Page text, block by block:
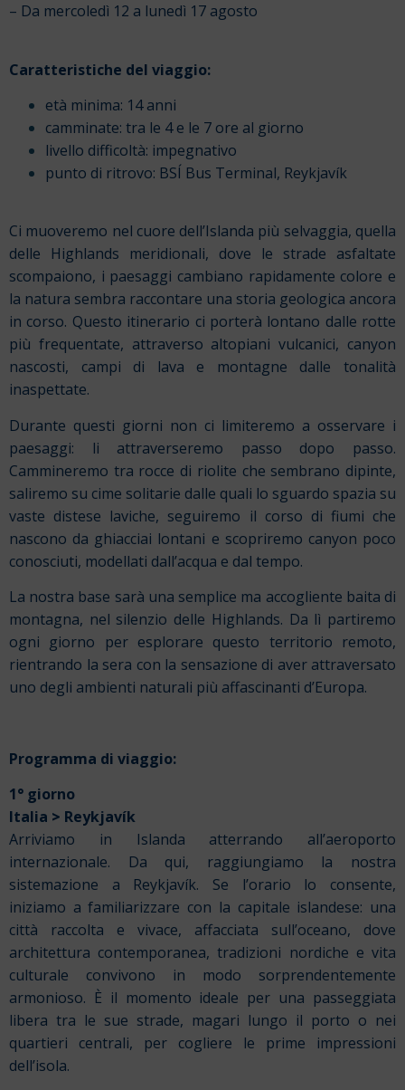
– Da mercoledì 12 a lunedì 17 agosto
Caratteristiche del viaggio:
età minima: 14 anni
camminate: tra le 4 e le 7 ore al giorno
livello difficoltà: impegnativo
punto di ritrovo: BSÍ Bus Terminal, Reykjavík
Ci muoveremo nel cuore dell’Islanda più selvaggia, quella
delle Highlands meridionali, dove le strade asfaltate
scompaiono, i paesaggi cambiano rapidamente colore e
la natura sembra raccontare una storia geologica ancora
in corso. Questo itinerario ci porterà lontano dalle rotte
più frequentate, attraverso altopiani vulcanici, canyon
nascosti, campi di lava e montagne dalle tonalità
inaspettate.
Durante questi giorni non ci limiteremo a osservare i
paesaggi: li attraverseremo passo dopo passo.
Cammineremo tra rocce di riolite che sembrano dipinte,
saliremo su cime solitarie dalle quali lo sguardo spazia su
vaste distese laviche, seguiremo il corso di fiumi che
nascono da ghiacciai lontani e scopriremo canyon poco
conosciuti, modellati dall’acqua e dal tempo.
La nostra base sarà una semplice ma accogliente baita di
montagna, nel silenzio delle Highlands. Da lì partiremo
ogni giorno per esplorare questo territorio remoto,
rientrando la sera con la sensazione di aver attraversato
uno degli ambienti naturali più affascinanti d’Europa.
Programma di viaggio:
1° giorno
Italia > Reykjavík
Arriviamo in Islanda atterrando all’aeroporto
internazionale. Da qui, raggiungiamo la nostra
sistemazione a Reykjavík. Se l’orario lo consente,
iniziamo a familiarizzare con la capitale islandese: una
città raccolta e vivace, affacciata sull’oceano, dove
architettura contemporanea, tradizioni nordiche e vita
culturale convivono in modo sorprendentemente
armonioso. È il momento ideale per una passeggiata
libera tra le sue strade, magari lungo il porto o nei
quartieri centrali, per cogliere le prime impressioni
dell’isola.